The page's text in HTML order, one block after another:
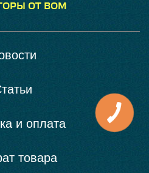
ОТ ВОМ
и оплата
товара